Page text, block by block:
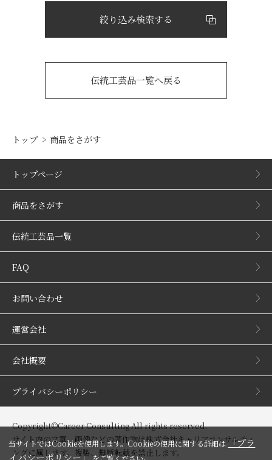
絞り込み検索する
伝統工芸品一覧へ戻る
トップ 商品をさがす
トップページ
商品をさがす
伝統工芸品一覧
FAQ
お問い合わせ
運営会社
会社概要
プライバシーポリシー
Copyright©Career Consulting All rights reserved.
サイト内の文章、画像などの著作物は株式会社キャリアコンサルティ
ングに属します。複製、無断転載を禁止します。
当サイトではCookieを使用します。Cookieの使用に関する詳細は「プラ
イバシーポリシー」をご覧ください。